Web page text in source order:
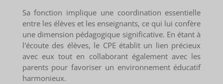
Sa fonction implique une coordination essentielle
entre les élèves et les enseignants, ce qui lui confère
une dimension pédagogique significative. En étant à
l'écoute des élèves, le CPE établit un lien précieux
avec eux tout en collaborant également avec les
parents pour favoriser un environnement éducatif
harmonieux.